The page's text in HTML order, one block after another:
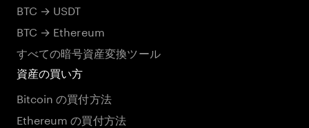
BTC → USDT
BTC → Ethereum
すべての暗号資産変換ツール
資産の買い方
Bitcoin の買付方法
Ethereum の買付方法